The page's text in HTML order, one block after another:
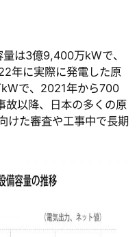
は3億9,400万kWで、
年に実際に発電した原
で、2021年から700
故以降、日本の多くの原
けた審査や工事中で長期